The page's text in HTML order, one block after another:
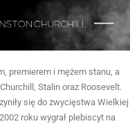
premierem i mężem stanu, a
Stalin oraz Roosevelt.
się do zwycięstwa Wielkiej
roku wygrał plebiscyt na